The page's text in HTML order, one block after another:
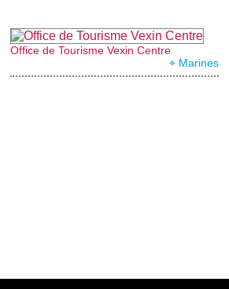
Office de Tourisme Vexin Centre
⌖ Marines